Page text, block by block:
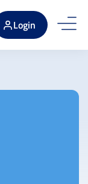
Login